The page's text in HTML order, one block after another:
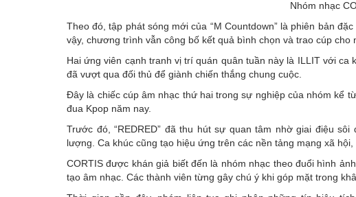
Nhóm nhạc
Theo đó, tập phát sóng mới của “M Countdown” là phiên bản
vậy, chương trình vẫn công bố kết quả bình chọn và trao cúp cho
Hai ứng viên cạnh tranh vị trí quán quân tuần này là ILLIT với ca
đã vượt qua đối thủ để giành chiến thắng chung cuộc.
Đây là chiếc cúp âm nhạc thứ hai trong sự nghiệp của nhóm kể
đua Kpop năm nay.
Trước đó, “REDRED” đã thu hút sự quan tâm nhờ giai điệu
lượng. Ca khúc cũng tạo hiệu ứng trên các nền tảng mạng xã
CORTIS được khán giả biết đến là nhóm nhạc theo đuổi hình
tạo âm nhạc. Các thành viên từng gây chú ý khi góp mặt trong